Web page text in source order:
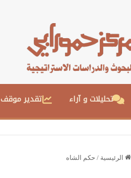
تحليلات و آراء تقدير موقف
الرئيسية / حكم الشاه